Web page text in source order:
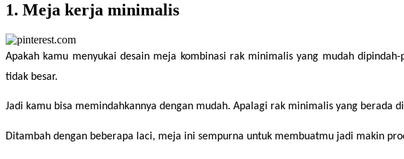
1. Meja kerja minimalis
Apakah kamu menyukai desain meja kombinasi rak minimalis yang mudah
tidak besar.
Jadi kamu bisa memindahkannya dengan mudah. Apalagi rak minimalis yang
Ditambah dengan beberapa laci, meja ini sempurna untuk membuatmu jadi makin